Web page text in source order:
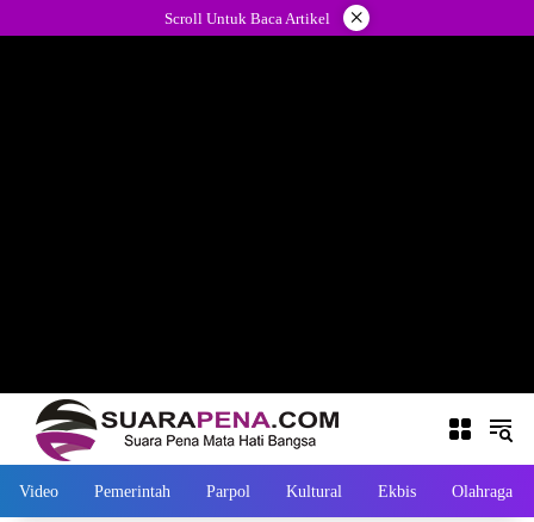
ke
Scroll Untuk Baca Artikel ×
Video Pemerintah Parpol Kultural Ekbis Olahraga